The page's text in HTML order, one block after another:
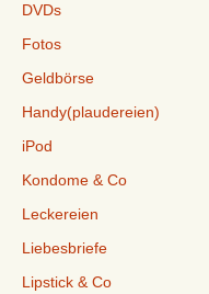
DVDs
Fotos
Geldbörse
Handy(plaudereien)
iPod
Kondome & Co
Leckereien
Liebesbriefe
Lipstick & Co